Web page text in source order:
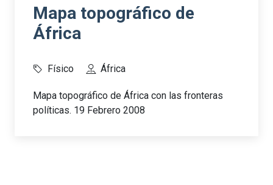
Mapa topográfico de
África
Físico África
Mapa topográfico de África con las fronteras
políticas. 19 Febrero 2008